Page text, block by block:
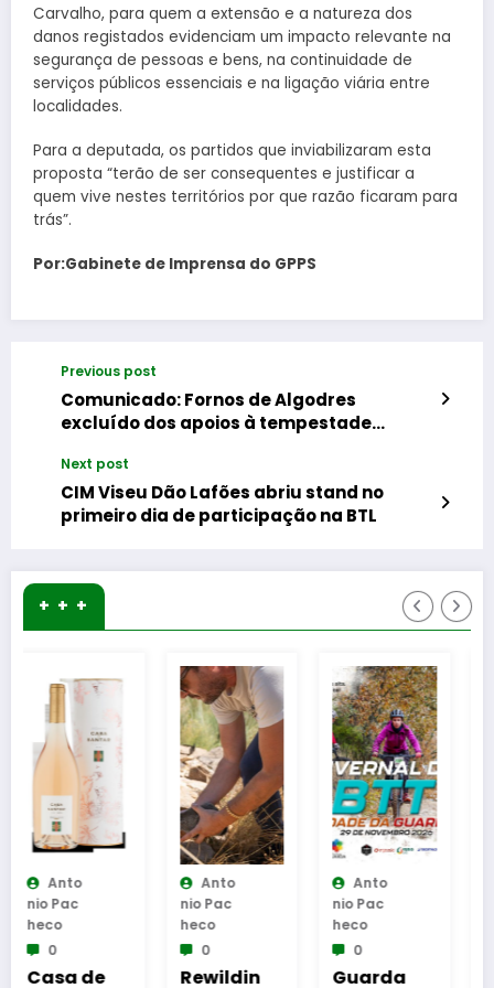
Carvalho, para quem a extensão e a natureza dos
danos registados evidenciam um impacto relevante na
segurança de pessoas e bens, na continuidade de
serviços públicos essenciais e na ligação viária entre
localidades.
Para a deputada, os partidos que inviabilizaram esta
proposta “terão de ser consequentes e justificar a
quem vive nestes territórios por que razão ficaram para
trás”.
Por:Gabinete de Imprensa do GPPS
Previous post
Comunicado: Fornos de Algodres
excluído dos apoios à tempestade
Next post
CIM Viseu Dão Lafões abriu stand no
primeiro dia de participação na BTL
+ + +
Anto
Nio Pac
Heco
Rewildin
Anto
Nio Pac
Heco
Guarda
Anto
Nio Pac
Heco
Polidesp